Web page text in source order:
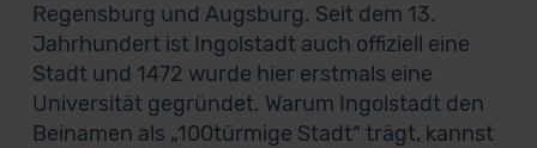
Regensburg und Augsburg. Seit dem 13.
Jahrhundert ist Ingolstadt auch offiziell eine
Stadt und 1472 wurde hier erstmals eine
Universität gegründet. Warum Ingolstadt den
Beinamen als „100türmige Stadt“ trägt, kannst